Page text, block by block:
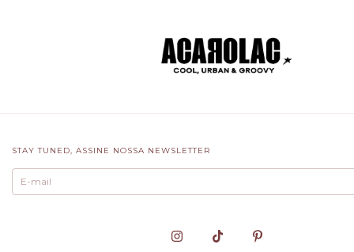
STAY TUNED, ASSINE NOSSA NEWSLETTER